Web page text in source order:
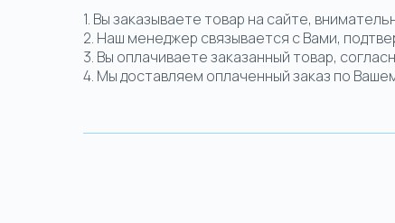
1. Вы заказываете товар на сайте,
2. Наш менеджер связывается с Вами,
3. Вы оплачиваете заказанный товар,
4. Мы доставляем оплаченный заказ по